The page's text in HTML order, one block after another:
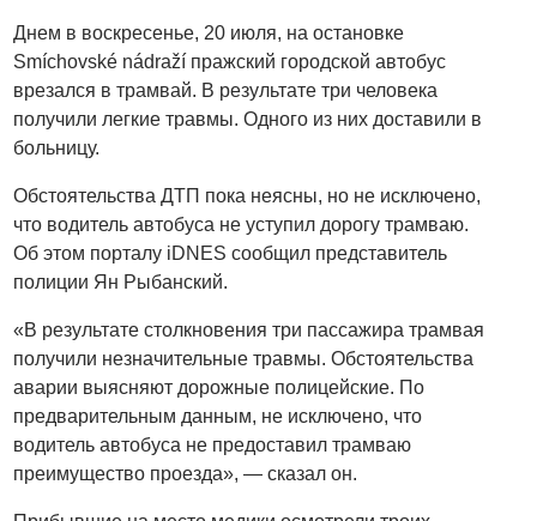
Днем в воскресенье, 20 июля, на остановке
Smíchovské nádraží пражский городской автобус
врезался в трамвай. В результате три человека
получили легкие травмы. Одного из них доставили в
больницу.
Обстоятельства ДТП пока неясны, но не исключено,
что водитель автобуса не уступил дорогу трамваю.
Об этом порталу iDNES сообщил представитель
полиции Ян Рыбанский.
«В результате столкновения три пассажира трамвая
получили незначительные травмы. Обстоятельства
аварии выясняют дорожные полицейские. По
предварительным данным, не исключено, что
водитель автобуса не предоставил трамваю
преимущество проезда», — сказал он.